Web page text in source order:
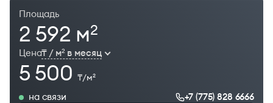
Площадь
2 592 м2
Цена₸ / м2в месяц
5 500 ₸/м2
на связи
+7 (775) 828 6666